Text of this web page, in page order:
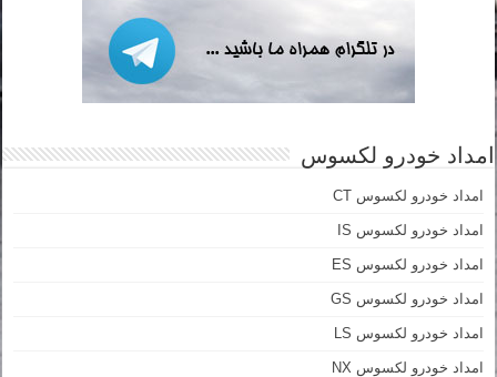
امداد خودرو لکسوس
امداد خودرو لکسوس CT
امداد خودرو لکسوس IS
امداد خودرو لکسوس ES
امداد خودرو لکسوس GS
امداد خودرو لکسوس LS
امداد خودرو لکسوس NX